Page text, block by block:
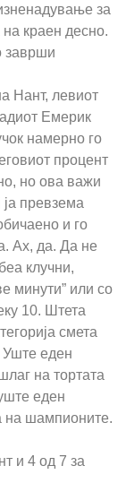
за
краен десно.
заврши
Нант, левиот
Емерик
намерно го
процент
но ова важи
превзема
и го
Ах, да. Да не
клучни,
минути” или со
10. Штета
смета
Уште еден
на тортата
еден
на шампионите.
и 4 од 7 за